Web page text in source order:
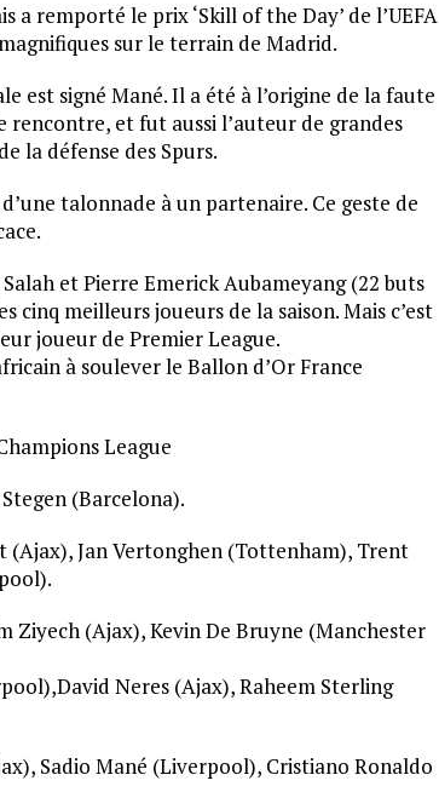
remporté le prix ‘Skill of the Day’ de l’UEFA
sur le terrain de Madrid.
est signé Mané. Il a été à l’origine de la faute
rencontre, et fut aussi l’auteur de grandes
la défense des Spurs.
talonnade à un partenaire. Ce geste de
et Pierre Emerick Aubameyang (22 buts
cinq meilleurs joueurs de la saison. Mais c’est
joueur de Premier League.
à soulever le Ballon d’Or France
League
(Barcelona).
Jan Vertonghen (Tottenham), Trent
Ziyech (Ajax), Kevin De Bruyne (Manchester
Neres (Ajax), Raheem Sterling
Sadio Mané (Liverpool), Cristiano Ronaldo